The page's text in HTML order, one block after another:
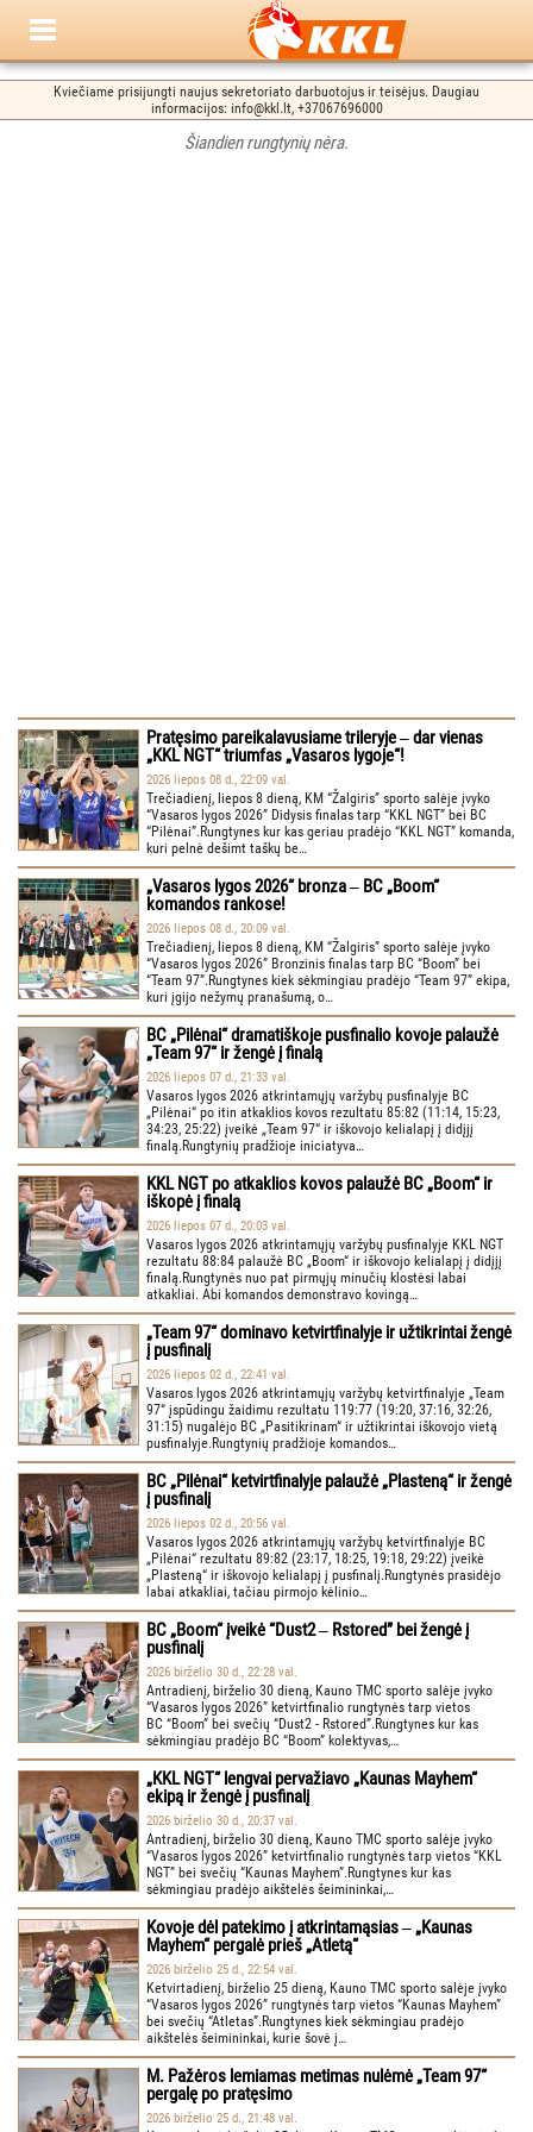
Kviečiame prisijungti naujus sekretoriato darbuotojus ir teisėjus. Daugiau
informacijos: info@kkl.lt, +37067696000
Šiandien rungtynių nėra.
Pratęsimo pareikalavusiame trileryje ‒ dar vienas
„KKL NGT“ triumfas „Vasaros lygoje“!
2026 liepos 08 d., 22:09 val.
Trečiadienį, liepos 8 dieną, KM “Žalgiris” sporto salėje įvyko
“Vasaros lygos 2026” Didysis finalas tarp “KKL NGT” bei BC
“Pilėnai”.Rungtynes kur kas geriau pradėjo “KKL NGT” komanda,
kuri pelnė dešimt taškų be…
„Vasaros lygos 2026“ bronza ‒ BC „Boom“
komandos rankose!
2026 liepos 08 d., 20:09 val.
Trečiadienį, liepos 8 dieną, KM “Žalgiris” sporto salėje įvyko
“Vasaros lygos 2026” Bronzinis finalas tarp BC “Boom” bei
“Team 97”.Rungtynes kiek sėkmingiau pradėjo “Team 97” ekipa,
kuri įgijo nežymų pranašumą, o…
BC „Pilėnai“ dramatiškoje pusfinalio kovoje palaužė
„Team 97“ ir žengė į finalą
2026 liepos 07 d., 21:33 val.
Vasaros lygos 2026 atkrintamųjų varžybų pusfinalyje BC
„Pilėnai“ po itin atkaklios kovos rezultatu 85:82 (11:14, 15:23,
34:23, 25:22) įveikė „Team 97“ ir iškovojo kelialapį į didįjį
finalą.Rungtynių pradžioje iniciatyva…
KKL NGT po atkaklios kovos palaužė BC „Boom“ ir
iškopė į finalą
2026 liepos 07 d., 20:03 val.
Vasaros lygos 2026 atkrintamųjų varžybų pusfinalyje KKL NGT
rezultatu 88:84 palaužė BC „Boom“ ir iškovojo kelialapį į didįjį
finalą.Rungtynės nuo pat pirmųjų minučių klostėsi labai
atkakliai. Abi komandos demonstravo kovingą…
„Team 97“ dominavo ketvirtfinalyje ir užtikrintai žengė
į pusfinalį
2026 liepos 02 d., 22:41 val.
Vasaros lygos 2026 atkrintamųjų varžybų ketvirtfinalyje „Team
97“ įspūdingu žaidimu rezultatu 119:77 (19:20, 37:16, 32:26,
31:15) nugalėjo BC „Pasitikrinam“ ir užtikrintai iškovojo vietą
pusfinalyje.Rungtynių pradžioje komandos…
BC „Pilėnai“ ketvirtfinalyje palaužė „Plasteną“ ir žengė
į pusfinalį
2026 liepos 02 d., 20:56 val.
Vasaros lygos 2026 atkrintamųjų varžybų ketvirtfinalyje BC
„Pilėnai“ rezultatu 89:82 (23:17, 18:25, 19:18, 29:22) įveikė
„Plasteną“ ir iškovojo kelialapį į pusfinalį.Rungtynės prasidėjo
labai atkakliai, tačiau pirmojo kėlinio…
BC „Boom“ įveikė “Dust2 ‒ Rstored” bei žengė į
pusfinalį
2026 birželio 30 d., 22:28 val.
Antradienį, birželio 30 dieną, Kauno TMC sporto salėje įvyko
“Vasaros lygos 2026” ketvirtfinalio rungtynės tarp vietos
BC “Boom” bei svečių “Dust2 - Rstored”.Rungtynes kur kas
sėkmingiau pradėjo BC “Boom” kolektyvas,…
„KKL NGT“ lengvai pervažiavo „Kaunas Mayhem“
ekipą ir žengė į pusfinalį
2026 birželio 30 d., 20:37 val.
Antradienį, birželio 30 dieną, Kauno TMC sporto salėje įvyko
“Vasaros lygos 2026” ketvirtfinalio rungtynės tarp vietos “KKL
NGT” bei svečių “Kaunas Mayhem”.Rungtynes kur kas
sėkmingiau pradėjo aikštelės šeimininkai,…
Kovoje dėl patekimo į atkrintamąsias ‒ „Kaunas
Mayhem“ pergalė prieš „Atletą“
2026 birželio 25 d., 22:54 val.
Ketvirtadienį, birželio 25 dieną, Kauno TMC sporto salėje įvyko
“Vasaros lygos 2026” rungtynės tarp vietos “Kaunas Mayhem”
bei svečių “Atletas”.Rungtynes kiek sėkmingiau pradėjo
aikštelės šeimininkai, kurie šovė į…
M. Pažėros lemiamas metimas nulėmė „Team 97“
pergalę po pratęsimo
2026 birželio 25 d., 21:48 val.